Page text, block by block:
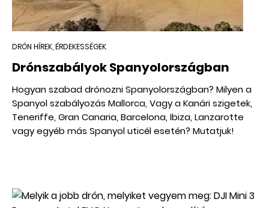
DRÓN HÍREK, ÉRDEKESSÉGEK
Drónszabályok Spanyolországban
Hogyan szabad drónozni Spanyolországban? Milyen a
Spanyol szabályozás Mallorca, Vagy a Kanári szigetek,
Teneriffe, Gran Canaria, Barcelona, Ibiza, Lanzarotte
vagy egyéb más Spanyol uticél esetén? Mutatjuk!